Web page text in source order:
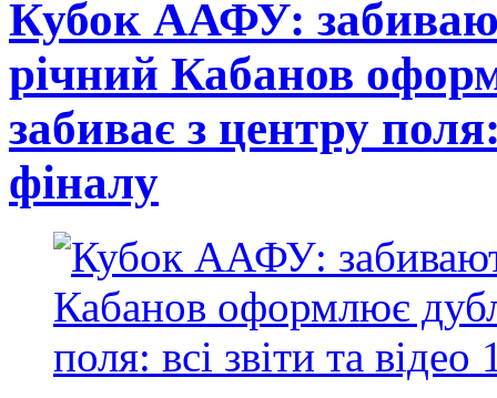
Кубок ААФУ:
річний Кабанов
забиває з центру
фіналу